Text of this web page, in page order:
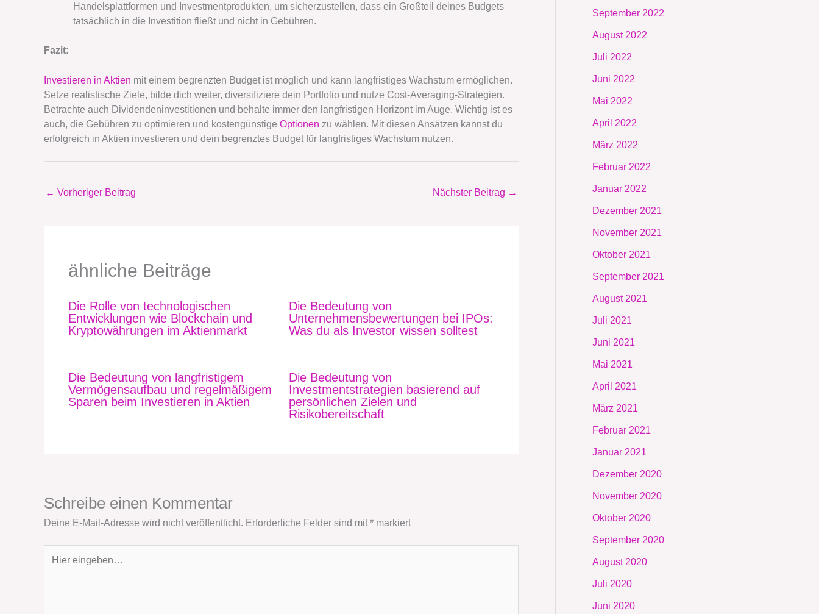
Handelsplattformen und Investmentprodukten, um sicherzustellen, dass ein Großteil deines Budgets
tatsächlich in die Investition fließt und nicht in Gebühren.
Fazit:
Investieren in Aktien mit einem begrenzten Budget ist möglich und kann langfristiges Wachstum ermöglichen.
Setze realistische Ziele, bilde dich weiter, diversifiziere dein Portfolio und nutze Cost-Averaging-Strategien.
Betrachte auch Dividendeninvestitionen und behalte immer den langfristigen Horizont im Auge. Wichtig ist es
auch, die Gebühren zu optimieren und kostengünstige Optionen zu wählen. Mit diesen Ansätzen kannst du
erfolgreich in Aktien investieren und dein begrenztes Budget für langfristiges Wachstum nutzen.
← Vorheriger Beitrag Nächster Beitrag →
ähnliche Beiträge
Die Rolle von technologischen
Entwicklungen wie Blockchain und
Kryptowährungen im Aktienmarkt
Die Bedeutung von
Unternehmensbewertungen bei IPOs:
Was du als Investor wissen solltest
Die Bedeutung von langfristigem
Vermögensaufbau und regelmäßigem
Sparen beim Investieren in Aktien
Die Bedeutung von
Investmentstrategien basierend auf
persönlichen Zielen und
Risikobereitschaft
Schreibe einen Kommentar
Deine E-Mail-Adresse wird nicht veröffentlicht. Erforderliche Felder sind mit * markiert
eingeben…
September 2022
August 2022
Juli 2022
Juni 2022
Mai 2022
April 2022
März 2022
Februar 2022
Januar 2022
Dezember 2021
November 2021
Oktober 2021
September 2021
August 2021
Juli 2021
Juni 2021
Mai 2021
April 2021
März 2021
Februar 2021
Januar 2021
Dezember 2020
November 2020
Oktober 2020
September 2020
August 2020
Juli 2020
Juni 2020